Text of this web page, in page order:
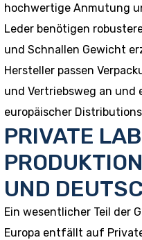
hochwertige Anmutung
Leder benötigen
und Schnallen Gewicht
Hersteller passen
und Vertriebsweg an
europäischer
PRIVATE
UND
Ein wesentlicher Teil der
Europa entfällt auf